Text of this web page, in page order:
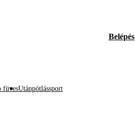
Belépés
füvesUtánpótlássport